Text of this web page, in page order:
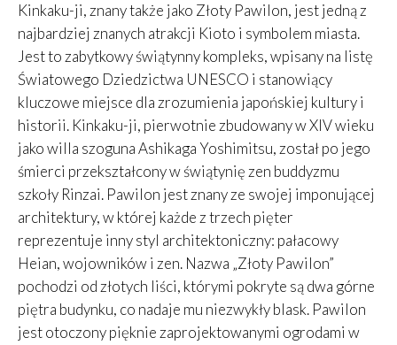
Kinkaku-ji, znany także jako Złoty Pawilon, jest jedną z
najbardziej znanych atrakcji Kioto i symbolem miasta.
Jest to zabytkowy świątynny kompleks, wpisany na listę
Światowego Dziedzictwa UNESCO i stanowiący
kluczowe miejsce dla zrozumienia japońskiej kultury i
historii. Kinkaku-ji, pierwotnie zbudowany w XIV wieku
jako willa szoguna Ashikaga Yoshimitsu, został po jego
śmierci przekształcony w świątynię zen buddyzmu
szkoły Rinzai. Pawilon jest znany ze swojej imponującej
architektury, w której każde z trzech pięter
reprezentuje inny styl architektoniczny: pałacowy
Heian, wojowników i zen. Nazwa „Złoty Pawilon”
pochodzi od złotych liści, którymi pokryte są dwa górne
piętra budynku, co nadaje mu niezwykły blask. Pawilon
jest otoczony pięknie zaprojektowanymi ogrodami w